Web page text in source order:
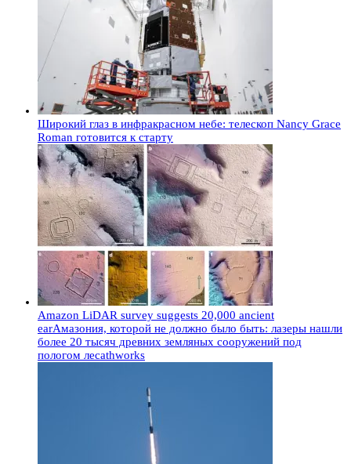
Широкий глаз в инфракрасном небе: телескоп Nancy Grace
Roman готовится к старту
Amazon LiDAR survey suggests 20,000 ancient
earАмазония, которой не должно было быть: лазеры нашли
более 20 тысяч древних земляных сооружений под
пологом лесаthworks